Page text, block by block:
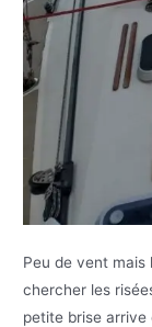
Peu de vent mais
chercher les
petite brise arrive